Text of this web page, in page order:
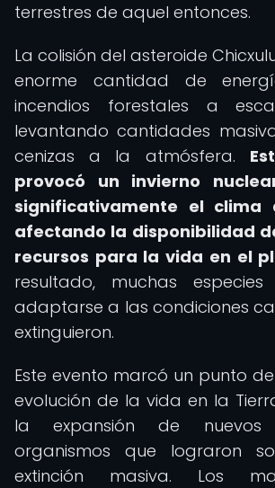
terrestres de aquel entonces.
La colisión del asteroide
enorme cantidad de
incendios forestales a
levantando cantidades
cenizas a la atmósfera.
provocó un invierno
significativamente el clima
afectando la disponibilidad
recursos para la vida en el
resultado, muchas
adaptarse a las condiciones
extinguieron.
Este evento marcó un punto
evolución de la vida en la
la expansión de
organismos que lograron
extinción masiva. Los